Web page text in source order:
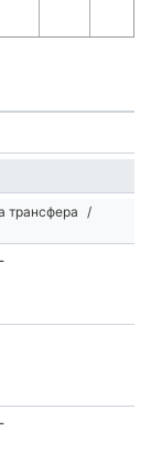
трансфера /